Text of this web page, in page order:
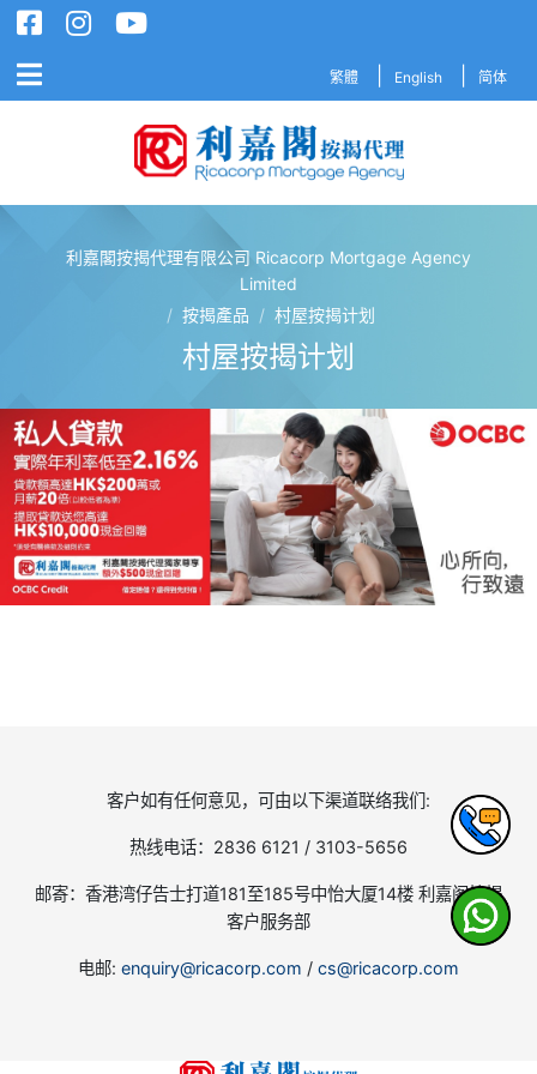
繁體 English 简体
利嘉閣按揭代理有限公司 Ricacorp Mortgage Agency
Limited
/ 按揭產品 / 村屋按揭计划
村屋按揭计划
客户如有任何意见，可由以下渠道联络我们:
热线电话：2836 6121 / 3103-5656
邮寄：香港湾仔告士打道181至185号中怡大厦14楼 利嘉阁按揭
客户服务部
电邮: enquiry@ricacorp.com / cs@ricacorp.com